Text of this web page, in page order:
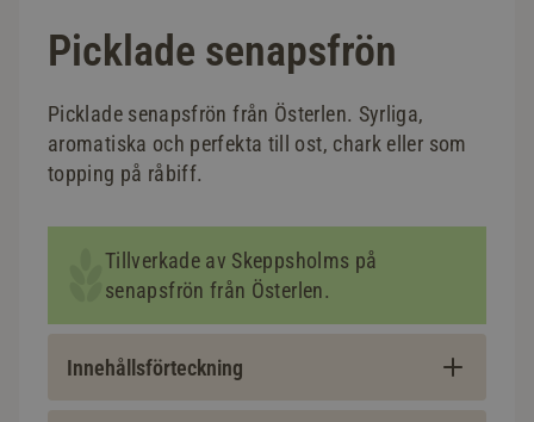
Picklade senapsfrön
Picklade senapsfrön från Österlen. Syrliga,
aromatiska och perfekta till ost, chark eller som
topping på råbiff.
Tillverkade av Skeppsholms på
senapsfrön från Österlen.
Innehållsförteckning